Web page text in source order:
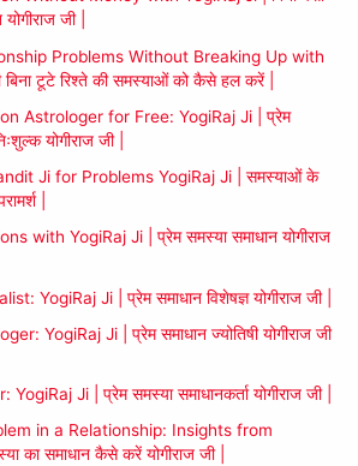
जी |
Problems Without Breaking Up with
बिना टूटे रिश्ते की समस्याओं को कैसे हल करें |
Astrologer for Free: YogiRaj Ji | प्रेम
योगीराज जी |
Ji for Problems YogiRaj Ji | समस्याओं के
|
with YogiRaj Ji | प्रेम समस्या समाधान योगीराज
YogiRaj Ji | प्रेम समाधान विशेषज्ञ योगीराज जी |
YogiRaj Ji | प्रेम समाधान ज्योतिषी योगीराज जी
Ji | प्रेम समस्या समाधानकर्ता योगीराज जी |
in a Relationship: Insights from
का समाधान कैसे करें योगीराज जी |